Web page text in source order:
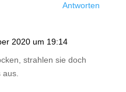
Antworten
2020 um 19:14
strahlen sie doch